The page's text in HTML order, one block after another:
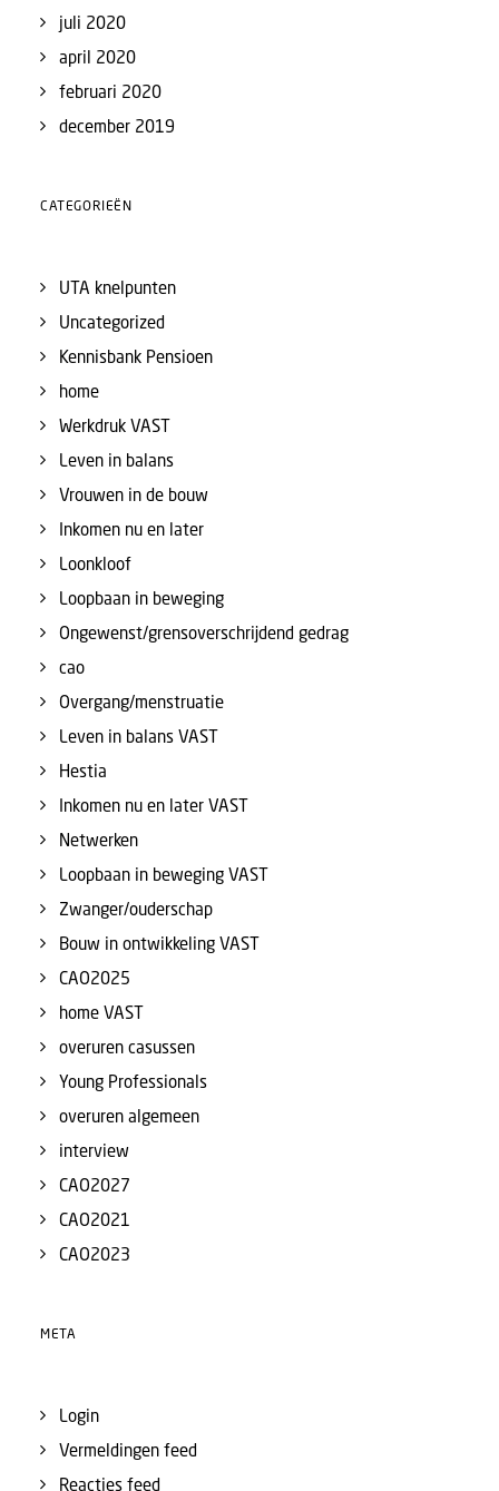
juli 2020
april 2020
februari 2020
december 2019
CATEGORIEËN
UTA knelpunten
Uncategorized
Kennisbank Pensioen
home
Werkdruk VAST
Leven in balans
Vrouwen in de bouw
Inkomen nu en later
Loonkloof
Loopbaan in beweging
Ongewenst/grensoverschrijdend gedrag
cao
Overgang/menstruatie
Leven in balans VAST
Hestia
Inkomen nu en later VAST
Netwerken
Loopbaan in beweging VAST
Zwanger/ouderschap
Bouw in ontwikkeling VAST
CAO2025
home VAST
overuren casussen
Young Professionals
overuren algemeen
interview
CAO2027
CAO2021
CAO2023
META
Login
Vermeldingen feed
Reacties feed